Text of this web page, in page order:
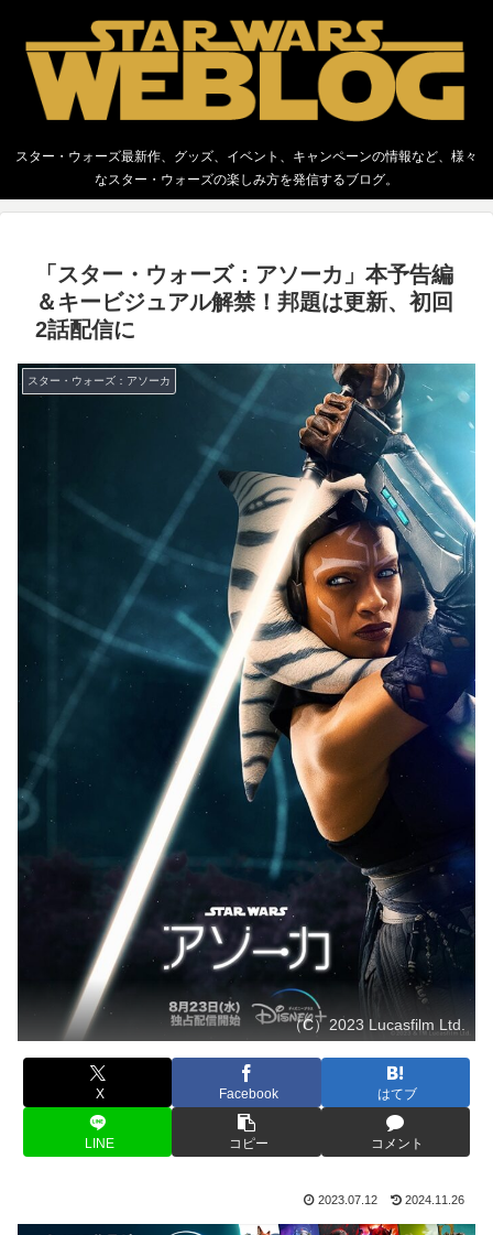
スター・ウォーズ最新作、グッズ、イベント、キャンペーンの情報など、様々
なスター・ウォーズの楽しみ方を発信するブログ。
「スター・ウォーズ：アソーカ」本予告編
＆キービジュアル解禁！邦題は更新、初回
2話配信に
スター・ウォーズ：アソーカ
（C）2023 Lucasfilm Ltd.
X Facebook はてブ
LINE コピー コメント
2023.07.12 2024.11.26